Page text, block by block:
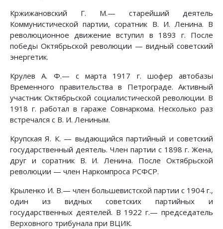
Кржижановский Г. М.— старейший деятель
Коммунистической партии, соратник В. И. Ленина. В
революционное движение вступил в 1893 г. После
победы Октябрьской революции — видный советский
энергетик.
Крулев А. Ф.— с марта 1917 г. шофер автобазы
Временного правительства в Петрограде. Активный
участник Октябрьской социалистической революции. В
1918 г. работал в гараже Совнаркома. Несколько раз
встречался с В. И. Лениным.
Крупская Я. К. — выдающийся партийный и советский
государственный деятель. Член партии с 1898 г. Жена,
друг и соратник В. И. Ленина. После Октябрьской
революции — член Наркомпроса РСФСР.
Крыленко И. В.— член большевистской партии с 1904 г.,
один из видных советских партийных и
государственных деятелей. В 1922 г.— председатель
Верховного трибунала при ВЦИК.